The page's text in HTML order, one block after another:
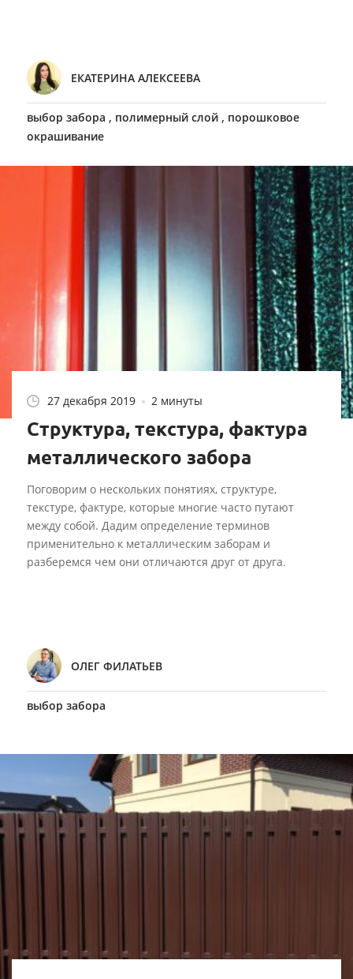
ЕКАТЕРИНА АЛЕКСЕЕВА
выбор забора , полимерный слой , порошковое
окрашивание
27 декабря 2019 2 минуты
Структура, текстура, фактура
металлического забора
Поговорим о нескольких понятиях, структуре,
текстуре, фактуре, которые многие часто путают
между собой. Дадим определение терминов
применительно к металлическим заборам и
разберемся чем они отличаются друг от друга.
ОЛЕГ ФИЛАТЬЕВ
выбор забора